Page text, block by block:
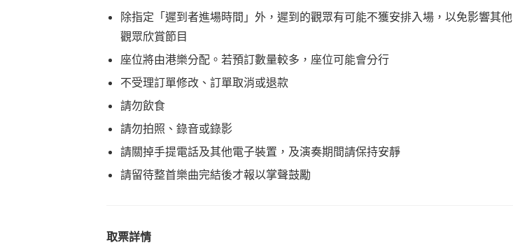
除指定「遲到者進場時間」外，遲到的觀眾有可能不獲安排入場，以免影響其他
觀眾欣賞節目
座位將由港樂分配。若預訂數量較多，座位可能會分行
不受理訂單修改、訂單取消或退款
請勿飲食
請勿拍照、錄音或錄影
請關掉手提電話及其他電子裝置，及演奏期間請保持安靜
請留待整首樂曲完結後才報以掌聲鼓勵
取票詳情